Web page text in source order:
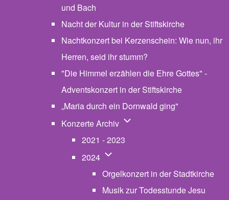
und Bach
Nacht der Kultur in der Stiftskirche
Nachtkonzert bei Kerzenschein: Wie nun, ihr
Herren, seid ihr stumm?
"Die Himmel erzählen die Ehre Gottes" -
Adventskonzert in der Stiftskirche
„Maria durch ein Dornwald ging"
Konzerte Archiv Unternavigation von
2021 - 2023
2024 Unternavigation von 2024
Orgelkonzert in der Stadtkirche
Musik zur Todesstunde Jesu